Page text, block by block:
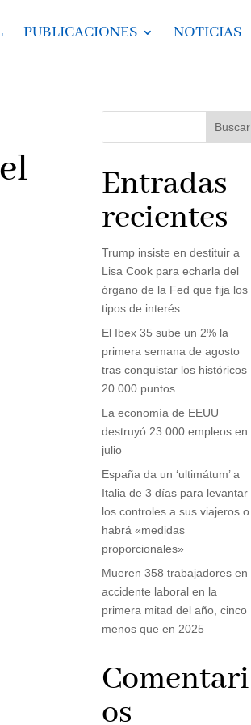
PUBLICACIONES NOTICIAS
Buscar
Entradas
recientes
Trump insiste en destituir a
Lisa Cook para echarla del
órgano de la Fed que fija los
tipos de interés
El Ibex 35 sube un 2% la
primera semana de agosto
tras conquistar los históricos
20.000 puntos
La economía de EEUU
destruyó 23.000 empleos en
julio
España da un ‘ultimátum’ a
Italia de 3 días para levantar
los controles a sus viajeros o
habrá «medidas
proporcionales»
Mueren 358 trabajadores en
accidente laboral en la
primera mitad del año, cinco
menos que en 2025
Comentari
os